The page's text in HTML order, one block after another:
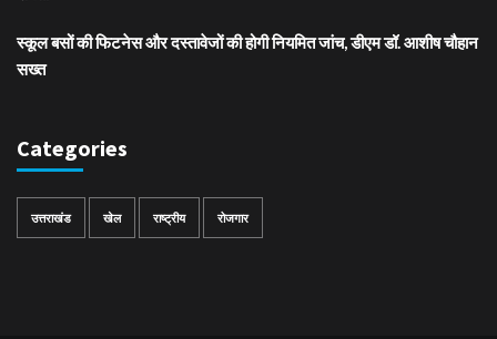
स्कूल बसों की फिटनेस और दस्तावेजों की होगी नियमित जांच, डीएम डॉ. आशीष चौहान
सख्त
Categories
उत्तराखंड खेल राष्ट्रीय रोजगार